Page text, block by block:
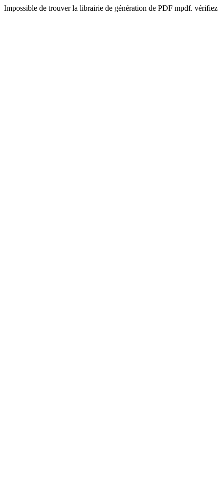
Impossible de trouver la librairie de génération de PDF mpdf.